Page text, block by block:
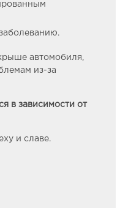
автомобиля,
из-за
в зависимости от
и славе.